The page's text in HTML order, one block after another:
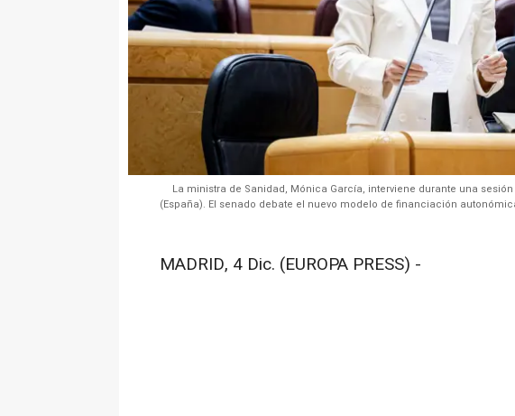
La ministra de Sanidad, Mónica García, interviene durante una
(España). El senado debate el nuevo modelo de financiación
MADRID, 4 Dic. (EUROPA PRESS) -